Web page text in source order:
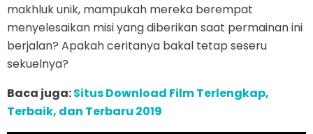
makhluk unik, mampukah mereka berempat
menyelesaikan misi yang diberikan saat permainan ini
berjalan? Apakah ceritanya bakal tetap seseru
sekuelnya?
Baca juga:Situs Download Film Terlengkap,
Terbaik, dan Terbaru 2019